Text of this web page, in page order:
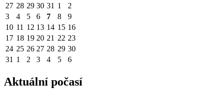
27 28 29 30 31 1
2
3
4 5 6 7 8
9
10 11 12 13 14 15 16
17 18 19 20 21 22 23
24 25 26 27 28 29 30
31 1 2 3 4 5 6
Aktuální počasí